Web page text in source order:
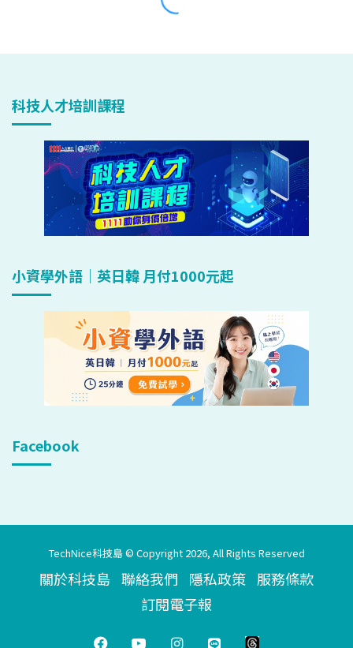
科技人才培訓課程
小資學外語｜英日韓 月付1000元起
Facebook
TechNice科技島 © Copyright 2026, All Rights Reserved
關於科技島 聯絡我們 隱私政策 服務條款
訂閱電子報